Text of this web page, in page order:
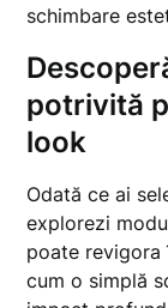
schimbare
potrivită
look
Odată ce ai
explorezi
poate revigora
cum o simplă